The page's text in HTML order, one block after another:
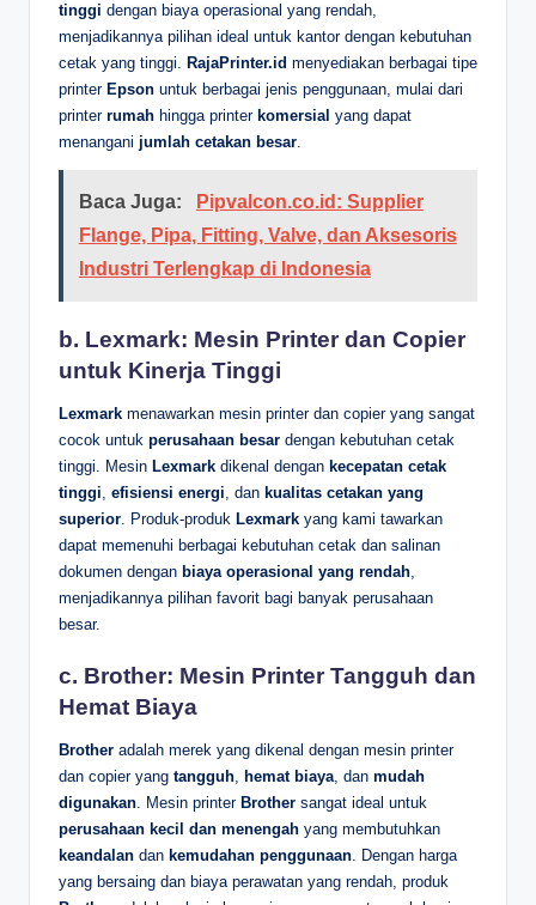
tinggi dengan biaya operasional yang rendah,
menjadikannya pilihan ideal untuk kantor dengan kebutuhan
cetak yang tinggi. RajaPrinter.id menyediakan berbagai tipe
printer Epson untuk berbagai jenis penggunaan, mulai dari
printer rumah hingga printer komersial yang dapat
menangani jumlah cetakan besar.
Baca Juga:
Pipvalcon.co.id: Supplier
Flange, Pipa, Fitting, Valve, dan Aksesoris
Industri Terlengkap di Indonesia
b. Lexmark: Mesin Printer dan Copier
untuk Kinerja Tinggi
Lexmark menawarkan mesin printer dan copier yang sangat
cocok untuk perusahaan besar dengan kebutuhan cetak
tinggi. Mesin Lexmark dikenal dengan kecepatan cetak
tinggi, efisiensi energi, dan kualitas cetakan yang
superior. Produk-produk Lexmark yang kami tawarkan
dapat memenuhi berbagai kebutuhan cetak dan salinan
dokumen dengan biaya operasional yang rendah,
menjadikannya pilihan favorit bagi banyak perusahaan
besar.
c. Brother: Mesin Printer Tangguh dan
Hemat Biaya
Brother adalah merek yang dikenal dengan mesin printer
dan copier yang tangguh, hemat biaya, dan mudah
digunakan. Mesin printer Brother sangat ideal untuk
perusahaan kecil dan menengah yang membutuhkan
keandalan dan kemudahan penggunaan. Dengan harga
yang bersaing dan biaya perawatan yang rendah, produk